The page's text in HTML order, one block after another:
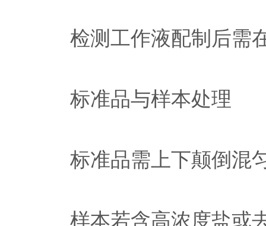
检测工作液配制后需在
标准品与样本处理
标准品需上下颠倒混匀
样本若含高浓度盐或去